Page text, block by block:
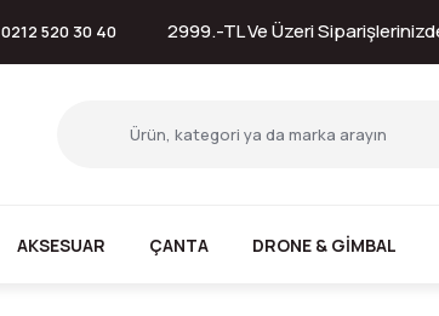
0212 520 30 40 2999.-TL Ve Üzeri
AKSESUAR ÇANTA DRONE & GİMBAL